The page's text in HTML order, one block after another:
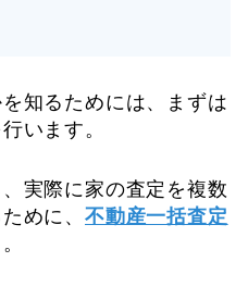
知るためには、まずは
います。
実際に家の査定を複数
めに、 不動産一括査定